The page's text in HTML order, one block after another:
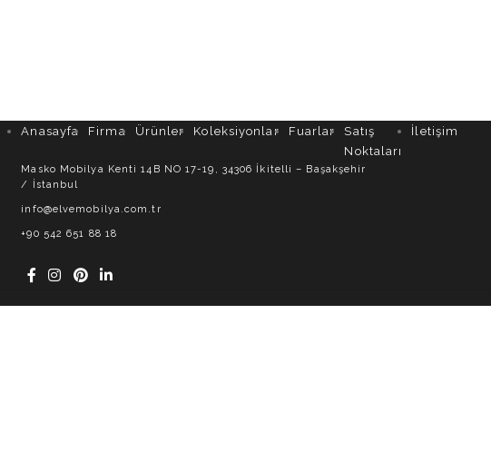
Anasayfa Firma Ürünler Koleksiyonlar Fuarlar
Satış
Noktaları
İletişim
Masko Mobilya Kenti 14B NO 17-19, 34306 İkitelli – Başakşehir
/ İstanbul
info@elvemobilya.com.tr
+90 542 651 88 18